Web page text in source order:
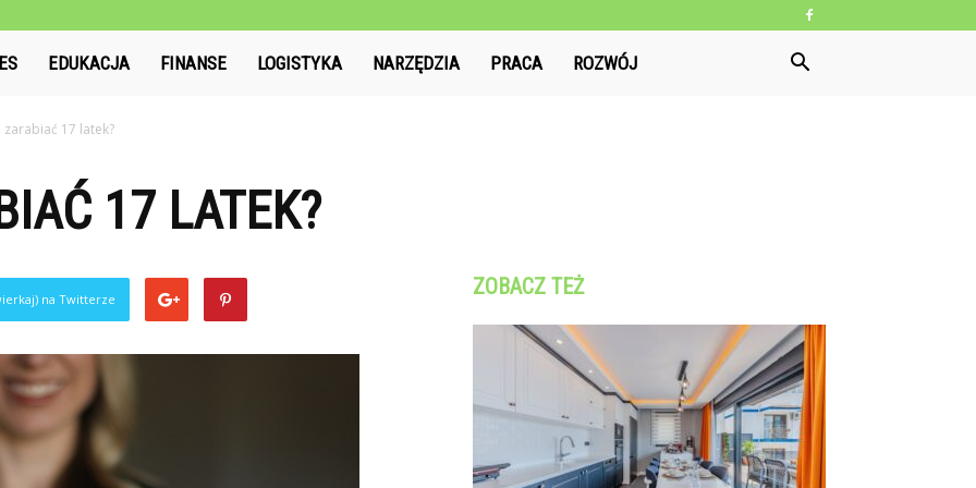
EDUKACJA FINANSE LOGISTYKA NARZĘDZIA PRACA ROZWÓJ
zarabiać 17 latek?
17 LATEK?
na Twitterze ZOBACZ TEŻ